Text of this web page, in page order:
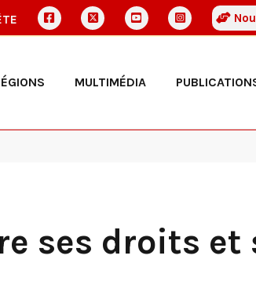
MULTIMÉDIA
ses droits et